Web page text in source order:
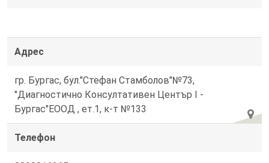
Адрес
гр. Бургас, бул."Стефан Стамболов"№73,
"Диагностично Консултативен Център I -
Бургас"ЕООД , ет.1, к-т №133
Телефон